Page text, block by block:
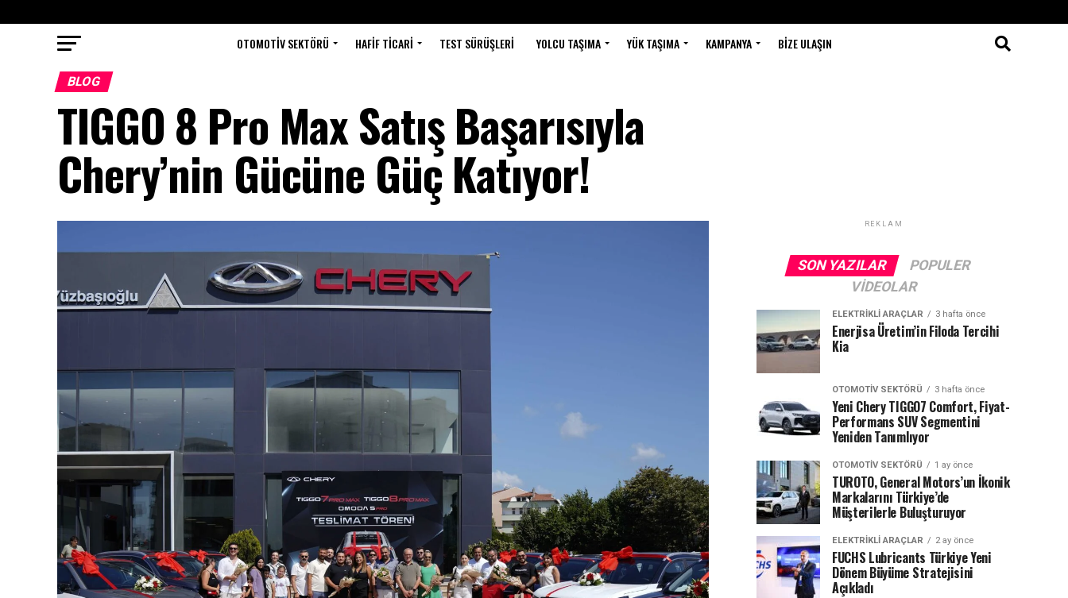
OTOMOTIV SEKTÖRÜ HAFIF TICARI TEST SÜRÜŞLERI YOLCU TAŞIMA YÜK TAŞIMA KAMPANYA BIZE ULAŞIN
BLOG
TIGGO 8 Pro Max Satış Başarısıyla
Chery’nin Gücüne Güç Katıyor!
REKLAM
SON YAZILAR
POPULER
VIDEOLAR
ELEKTRIKLI ARAÇLAR 3 hafta önce
Enerjisa Üretim’in Filoda Tercihi
Kia
OTOMOTIV SEKTÖRÜ 3 hafta önce
Yeni Chery TIGGO7 Comfort, Fiyat-
Performans SUV Segmentini
Yeniden Tanımlıyor
OTOMOTIV SEKTÖRÜ 1 ay önce
TUROTO, General Motors’un İkonik
Markalarını Türkiye’de
Müşterilerle Buluşturuyor
ELEKTRIKLI ARAÇLAR 2 ay önce
FUCHS Lubricants Türkiye Yeni
Dönem Büyüme Stratejisini
Açıkladı